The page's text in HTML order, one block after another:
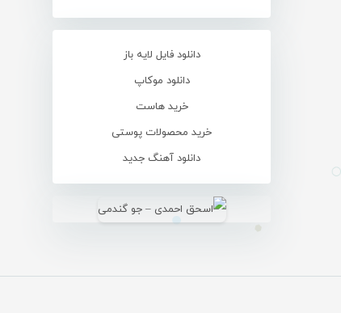
دانلود فایل لایه باز
دانلود موکاپ
خرید هاست
خرید محصولات پوستی
دانلود آهنگ جدید